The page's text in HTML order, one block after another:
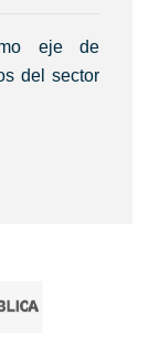
eje de
del sector